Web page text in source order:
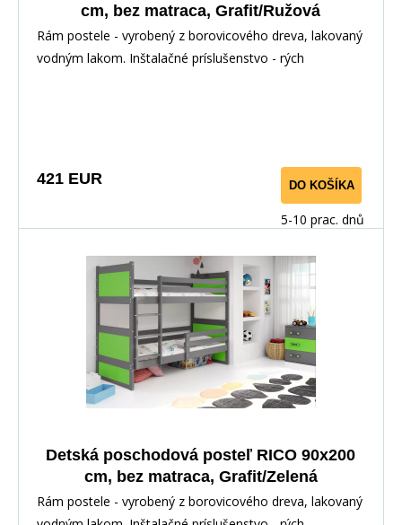
cm, bez matraca, Grafit/Ružová
Rám postele - vyrobený z borovicového dreva, lakovaný
vodným lakom. Inštalačné príslušenstvo - rých
421 EUR DO KOŠÍKA
5-10 prac. dnů
Detská poschodová posteľ RICO 90x200
cm, bez matraca, Grafit/Zelená
Rám postele - vyrobený z borovicového dreva, lakovaný